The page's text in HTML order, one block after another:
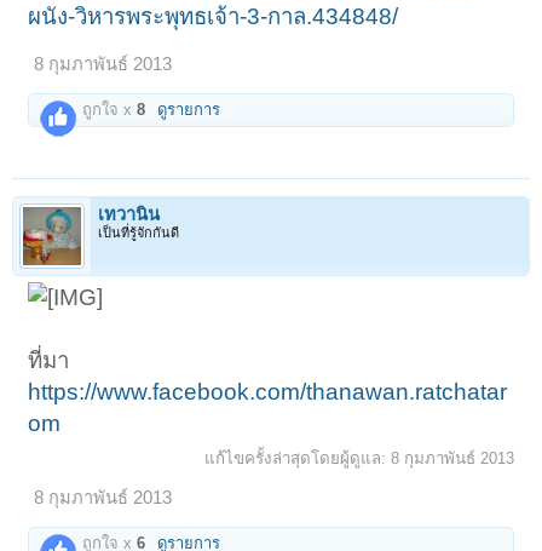
ผนัง-วิหารพระพุทธเจ้า-3-กาล.434848/
8 กุมภาพันธ์ 2013
ถูกใจ x8 ดูรายการ
เทวานิน
เป็นที่รู้จักกันดี
ที่มา
https://www.facebook.com/thanawan.ratchatar
om
แก้ไขครั้งล่าสุดโดยผู้ดูแล: 8 กุมภาพันธ์ 2013
8 กุมภาพันธ์ 2013
ถูกใจ x6 ดูรายการ